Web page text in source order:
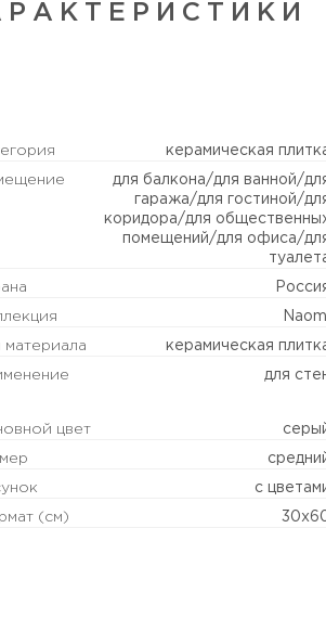
керамическая
для балкона/для ванной/
гаража/для гостиной/
коридора/для
помещений/для офиса/
материала керамическая
для
цвет
с
(см)